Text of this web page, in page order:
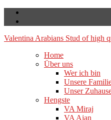
Valentina Arabians Stud of high
Home
Über uns
Wer ich bin
Unsere
Unser
Hengste
VA Miraj
VA Ajan